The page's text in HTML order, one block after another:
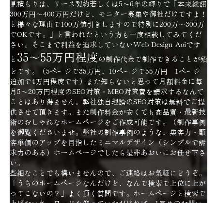
見積もりは、リース契約若しくは5～6年の縛りで「本来総額
300万円～400万円だけど、モニター募集や御社だけですよ！
と様々な理由で100万値引きしますので特別に200万～300万
でOKです。」と言われたという方も一度相談してみてくだ
さい。そこまで利益を追求していないWeb Design Aoiです
と 35～55万円程度の制作代金で制作できることが殆
どです。（5ページで35万円、10ページで55万円 1ページ
追加で4万円程度です）また知らないと思って月額料金に毎
月5～20万円程度のSEO対策・MEO対策費を請求するなんて
ことはあり得ません。弊社独自理論のSEO対策は無料でご提
供させて頂きます。また制作料金が安くても高品質・最新技
術のおしゃれなホームページをご作成可能です。（制作事例
を御覧くださいませ。弊社の制作事例のような、集客力・顧
客単価のアップを目指したミニマルデザイン（シンプルで訴
求力のある）ホームページでしたら是非あおいにお任せ下さ
い。
些細なことでも構いませんので、ご連絡はお気軽にどうぞ。
「うちのホームページなんだけど、なんで検索で上位に上が
ってこないの？」よく頂く質問です。ホームページと検索で